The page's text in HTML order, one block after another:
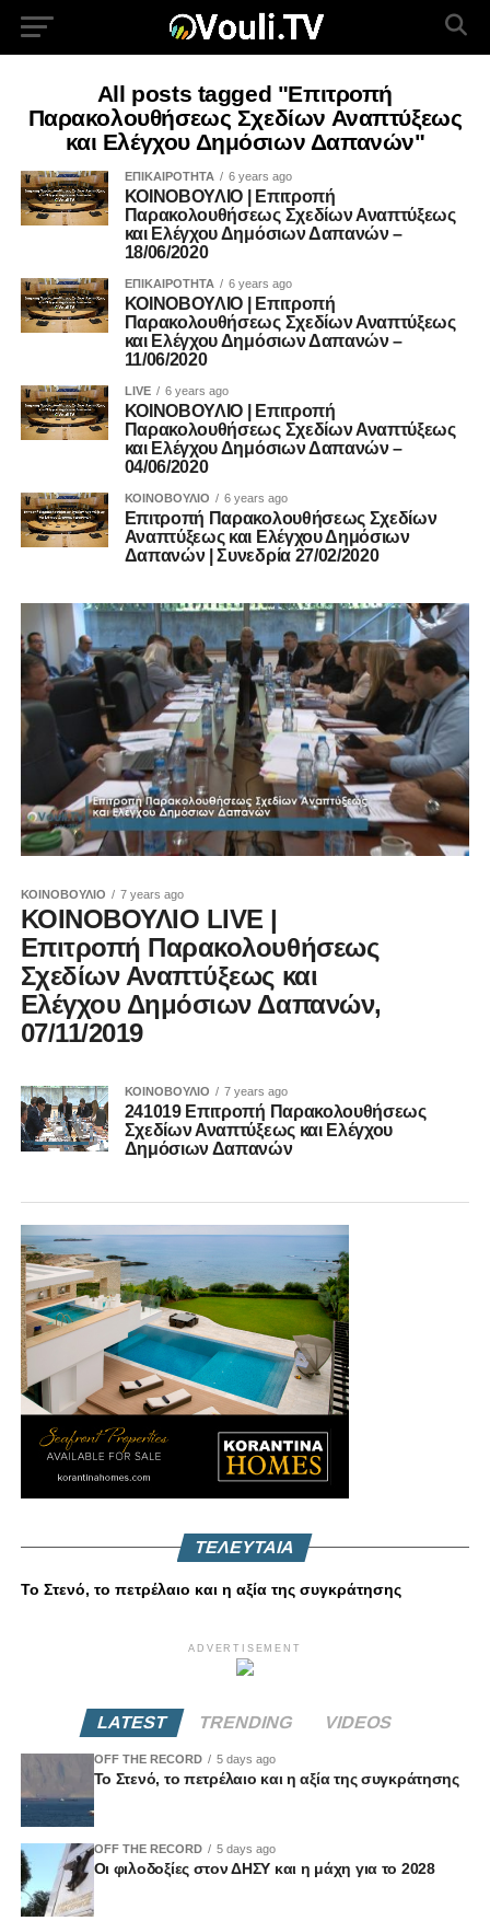
All posts tagged "Επιτροπή
Παρακολουθήσεως Σχεδίων Αναπτύξεως
και Ελέγχου Δημόσιων Δαπανών"
ΕΠΙΚΑΙΡΟΤΗΤΑ 6 years ago
ΚΟΙΝΟΒΟΥΛΙΟ | Επιτροπή
Παρακολουθήσεως Σχεδίων Αναπτύξεως
και Ελέγχου Δημόσιων Δαπανών –
18/06/2020
ΕΠΙΚΑΙΡΟΤΗΤΑ 6 years ago
ΚΟΙΝΟΒΟΥΛΙΟ | Επιτροπή
Παρακολουθήσεως Σχεδίων Αναπτύξεως
και Ελέγχου Δημόσιων Δαπανών –
11/06/2020
LIVE 6 years ago
ΚΟΙΝΟΒΟΥΛΙΟ | Επιτροπή
Παρακολουθήσεως Σχεδίων Αναπτύξεως
και Ελέγχου Δημόσιων Δαπανών –
04/06/2020
ΚΟΙΝΟΒΟΥΛΙΟ 6 years ago
Επιτροπή Παρακολουθήσεως Σχεδίων
Αναπτύξεως και Ελέγχου Δημόσιων
Δαπανών | Συνεδρία 27/02/2020
ΚΟΙΝΟΒΟΥΛΙΟ 7 years ago
ΚΟΙΝΟΒΟΥΛΙΟ LIVE |
Επιτροπή Παρακολουθήσεως
Σχεδίων Αναπτύξεως και
Ελέγχου Δημόσιων Δαπανών,
07/11/2019
ΚΟΙΝΟΒΟΥΛΙΟ 7 years ago
241019 Επιτροπή Παρακολουθήσεως
Σχεδίων Αναπτύξεως και Ελέγχου
Δημόσιων Δαπανών
ΤΕΛΕΥΤΑΙΑ
Το Στενό, το πετρέλαιο και η αξία της συγκράτησης
ADVERTISEMENT
LATEST TRENDING VIDEOS
OFF THE RECORD 5 days ago
Το Στενό, το πετρέλαιο και η αξία της συγκράτησης
OFF THE RECORD 5 days ago
Οι φιλοδοξίες στον ΔΗΣΥ και η μάχη για το 2028